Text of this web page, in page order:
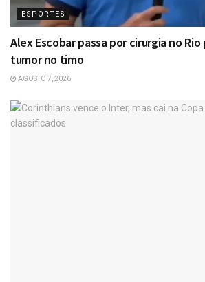
ESPORTES
Alex Escobar passa por cirurgia no
tumor no timo
AGOSTO 7, 2026